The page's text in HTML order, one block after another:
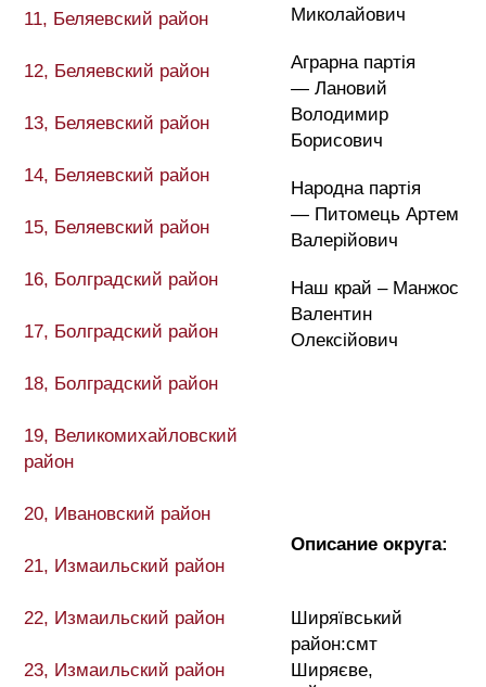
11, Беляевский район
12, Беляевский район
13, Беляевский район
14, Беляевский район
15, Беляевский район
16, Болградский район
17, Болградский район
18, Болградский район
19, Великомихайловский
район
20, Ивановский район
21, Измаильский район
22, Измаильский район
23, Измаильский район
Миколайович
Аграрна партія
— Лановий
Володимир
Борисович
Народна партія
— Питомець Артем
Валерійович
Наш край – Манжос
Валентин
Олексійович
Описание округа:
Ширяївський
район:смт
Ширяєве,